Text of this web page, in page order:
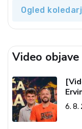
Ogled
Video objave
6. 8.